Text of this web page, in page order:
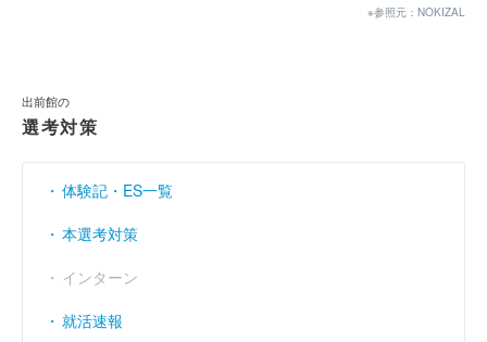
売上伸び率
営業利益率 （％） - 62.02 - 77.02 - 23.84
経常利益率 （％）
※参照元：NOKIZAL
出前館の
選考対策
体験記・ES一覧
本選考対策
インターン
就活速報